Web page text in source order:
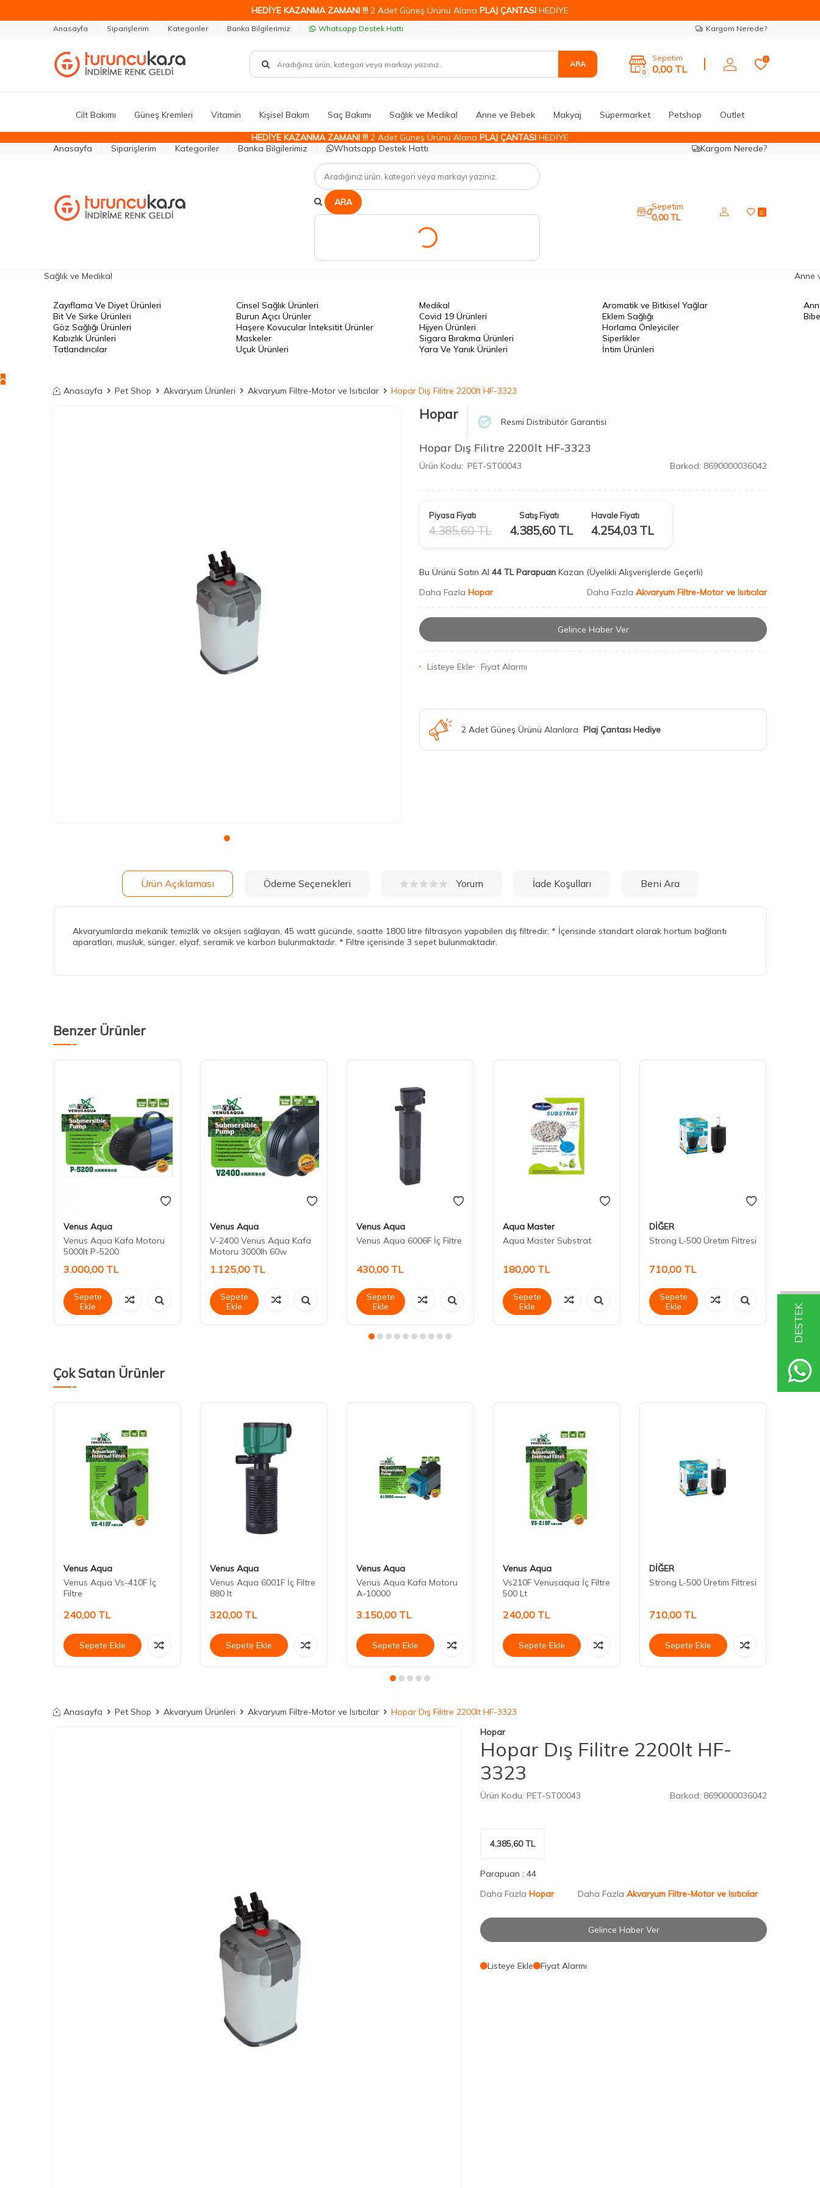
DESTEK
HEDİYE KAZANMA ZAMANI !!! 2 Adet Güneş Ürünü Alana PLAJ ÇANTASI HEDİYE
Anasayfa Siparişlerim Kategoriler Banka Bilgilerimiz Whatsapp Destek Hattı Kargom Nerede?
ARA
0
Sepetim
0,00 TL
0
Cilt Bakımı Güneş Kremleri Vitamin Kişisel Bakım Saç Bakımı Sağlık ve Medikal Anne ve Bebek Makyaj Süpermarket Petshop Outlet
HEDİYE KAZANMA ZAMANI !!! 2 Adet Güneş Ürünü Alana PLAJ ÇANTASI HEDİYE
Anasayfa
Siparişlerim Kategoriler Banka Bilgilerimiz Whatsapp Destek Hattı Kargom Nerede?
ARA
0Sepetim
0,00TL 0
Sağlık ve Medikal
Zayıflama Ve Diyet Ürünleri Cinsel Sağlık Ürünleri Medikal
Aromatik ve Bitkisel Yağlar
Bit Ve Sirke Ürünleri
Burun Açıcı Ürünler Covid 19 Ürünleri
Eklem Sağlığı
Göz Sağlığı Ürünleri
Haşere Kovucular İnteksitit Ürünler Hijyen Ürünleri
Horlama Önleyiciler
Kabızlık Ürünleri
Maskeler Sigara Bırakma Ürünleri
Siperlikler
Tatlandırıcılar
Uçuk Ürünleri Yara Ve Yanık Ürünleri İntim Ürünleri
Anne
Anasayfa Pet Shop Akvaryum Ürünleri Akvaryum Filtre-Motor ve Isıtıcılar Hopar Dış Filitre 2200lt HF-3323
Hopar Resmi Distribütör Garantisi
Hopar Dış Filitre 2200lt HF-3323
Ürün Kodu: PET-ST00043 Barkod: 8690000036042
Piyasa Fiyatı
4.385,60TL
Satış Fiyatı
4.385,60TL
Havale Fiyatı
4.254,03TL
Bu Ürünü Satın Al 44 TL Parapuan Kazan (Üyelikli Alışverişlerde Geçerli)
Daha Fazla Hopar Daha Fazla Akvaryum Filtre-Motor ve Isıtıcılar
Gelince Haber Ver
Listeye Ekle Fiyat Alarmı
2 Adet Güneş Ürünü Alanlara Plaj Çantası Hediye
Ürün Açıklaması Ödeme Seçenekleri Yorum İade Koşulları Beni Ara
Akvaryumlarda mekanik temizlik ve oksijen sağlayan, 45 watt gücünde, saatte 1800 litre filtrasyon yapabilen dış filtredir. * İçerisinde standart olarak hortum bağlantı
aparatları, musluk, sünger, elyaf, seramik ve karbon bulunmaktadır. * Filtre içerisinde 3 sepet bulunmaktadır.
Benzer Ürünler
Venus Aqua
Venus Aqua Kafa Motoru
5000lt P-5200
3.000,00 TL
Sepete
Ekle
Venus Aqua
V-2400 Venus Aqua Kafa
Motoru 3000lh 60w
1.125,00 TL
Sepete
Ekle
Venus Aqua
Venus Aqua 6006F İç Filtre
430,00 TL
Sepete
Ekle
Aqua Master
Aqua Master Substrat
180,00 TL
Sepete
Ekle
DİĞER
Strong L-500 Üretim Filtresi
710,00 TL
Sepete
Ekle
Çok Satan Ürünler
Venus Aqua
Venus Aqua Vs-410F İç
Filtre
240,00 TL
Sepete Ekle
Venus Aqua
Venus Aqua 6001F İç Filtre
880 lt
320,00 TL
Sepete Ekle
Venus Aqua
Venus Aqua Kafa Motoru
A-10000
3.150,00 TL
Sepete Ekle
Venus Aqua
Vs210F Venusaqua İç Filtre
500 Lt
240,00 TL
Sepete Ekle
DİĞER
Strong L-500 Üretim Filtresi
710,00 TL
Sepete Ekle
Anasayfa Pet Shop Akvaryum Ürünleri Akvaryum Filtre-Motor ve Isıtıcılar
Hopar Dış Filitre 2200lt HF-3323
Hopar
Hopar Dış Filitre 2200lt HF-
3323
Ürün Kodu: PET-ST00043 Barkod: 8690000036042
4.385,60TL
Parapuan : 44
Daha Fazla Hopar Daha Fazla Akvaryum Filtre-Motor ve Isıtıcılar
Gelince Haber Ver
Listeye Ekle Fiyat Alarmı